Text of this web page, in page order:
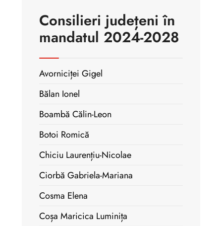
Consilieri județeni în
mandatul 2024-2028
Avorniciței Gigel
Bălan Ionel
Boambă Călin-Leon
Botoi Romică
Chiciu Laurențiu-Nicolae
Ciorbă Gabriela-Mariana
Cosma Elena
Coșa Maricica Luminița